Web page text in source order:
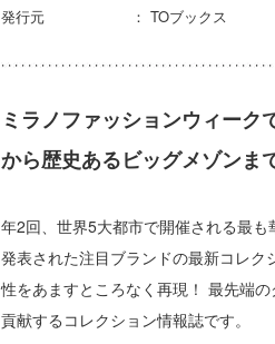
発行元 ： TOブックス
ミラノファッションウィー
から歴史あるビッグメゾンま
年2回、世界5大都市で開催される最
発表された注目ブランドの最新コレ
性をあますところなく再現！ 最先端
貢献するコレクション情報誌です。